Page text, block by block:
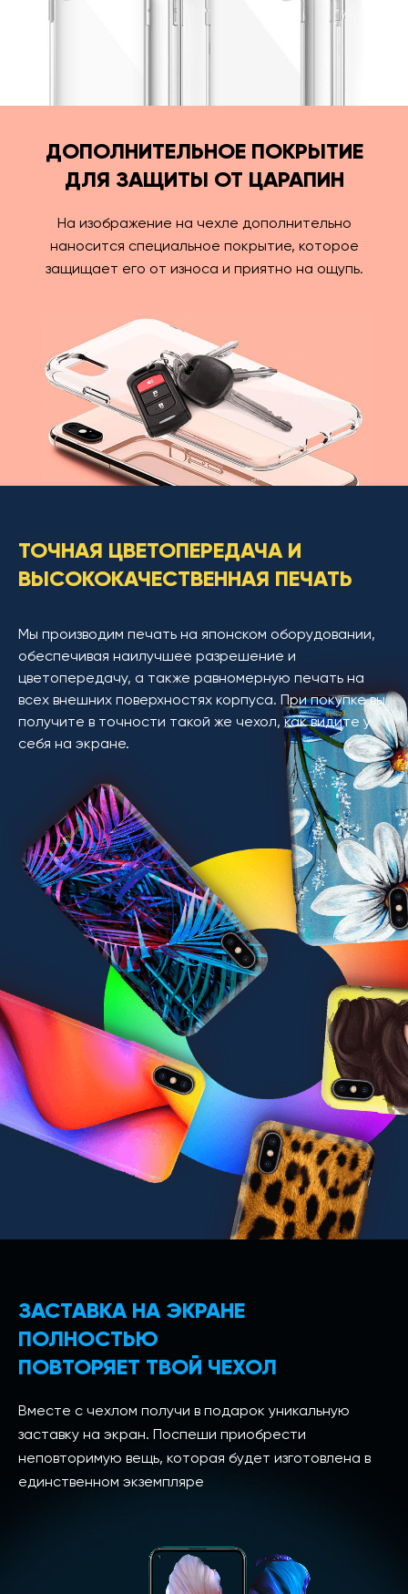
ДОПОЛНИТЕЛЬНОЕ ПОКРЫТИЕ
ДЛЯ ЗАЩИТЫ ОТ ЦАРАПИН
На изображение на чехле дополнительно
наносится специальное покрытие, которое
защищает его от износа и приятно на ощупь.
ТОЧНАЯ ЦВЕТОПЕРЕДАЧА И
ВЫСОКОКАЧЕСТВЕННАЯ ПЕЧАТЬ
Мы производим печать на японском оборудовании,
обеспечивая наилучшее разрешение и
цветопередачу, а также равномерную печать на
всех внешних поверхностях корпуса. При покупке вы
получите в точности такой же чехол, как видите у
себя на экране.
ЗАСТАВКА НА ЭКРАНЕ
ПОЛНОСТЬЮ
ПОВТОРЯЕТ ТВОЙ ЧЕХОЛ
Вместе с чехлом получи в подарок уникальную
заставку на экран. Поспеши приобрести
неповторимую вещь, которая будет изготовлена в
единственном экземпляре